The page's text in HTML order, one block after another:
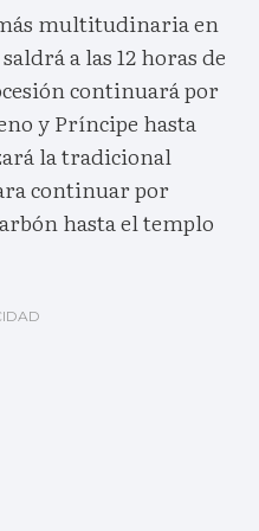
multitudinaria en
a las 12 horas de
continuará por
y Príncipe hasta
la tradicional
continuar por
hasta el templo